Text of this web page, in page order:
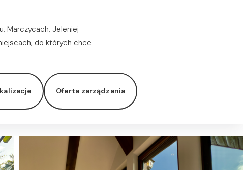
Marczycach, Jeleniej
do których chce
Oferta zarządzania